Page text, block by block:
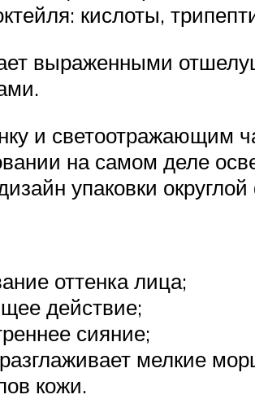
кислоты,
выраженными
и
на самом деле
упаковки
оттенка лица;
действие;
сияние;
мелкие
кожи.